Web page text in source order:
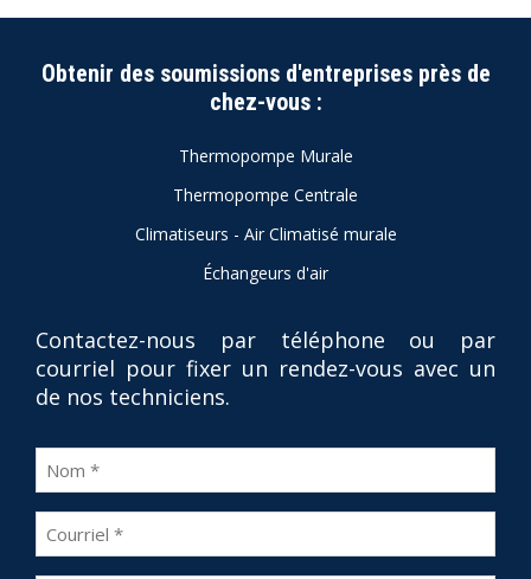
Obtenir des soumissions d'entreprises près de
chez-vous :
Thermopompe Murale
Thermopompe Centrale
Climatiseurs - Air Climatisé murale
Échangeurs d'air
Contactez-nous par téléphone ou par
courriel pour fixer un rendez-vous avec un
de nos techniciens.